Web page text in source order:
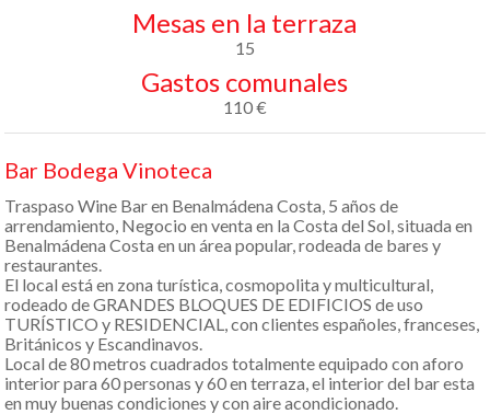
Mesas en la terraza
15
Gastos comunales
110 €
Bar Bodega Vinoteca
Traspaso Wine Bar en Benalmádena Costa, 5 años de
arrendamiento, Negocio en venta en la Costa del Sol, situada en
Benalmádena Costa en un área popular, rodeada de bares y
restaurantes.
El local está en zona turística, cosmopolita y multicultural,
rodeado de GRANDES BLOQUES DE EDIFICIOS de uso
TURÍSTICO y RESIDENCIAL, con clientes españoles, franceses,
Británicos y Escandinavos.
Local de 80 metros cuadrados totalmente equipado con aforo
interior para 60 personas y 60 en terraza, el interior del bar esta
en muy buenas condiciones y con aire acondicionado.